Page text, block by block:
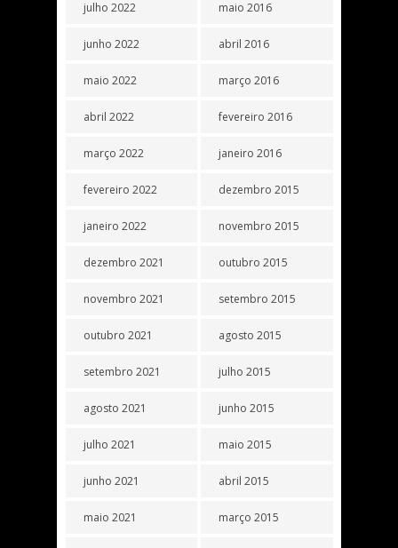
julho 2022
junho 2022
maio 2022
abril 2022
março 2022
fevereiro 2022
janeiro 2022
dezembro 2021
novembro 2021
outubro 2021
setembro 2021
agosto 2021
julho 2021
junho 2021
maio 2021
maio 2016
abril 2016
março 2016
fevereiro 2016
janeiro 2016
dezembro 2015
novembro 2015
outubro 2015
setembro 2015
agosto 2015
julho 2015
junho 2015
maio 2015
abril 2015
março 2015